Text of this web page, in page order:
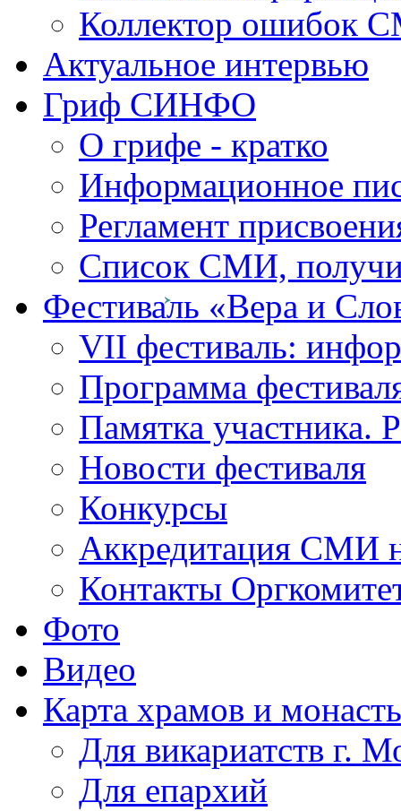
Коллектор ошибок
Актуальное интервью
Гриф СИНФО
О грифе - кратко
Информационное
Регламент
Список СМИ,
Фестиваль «Вера и
VII фестиваль:
Программа
Памятка участника.
Новости фестиваля
Конкурсы
Аккредитация СМИ
Контакты
Фото
Видео
Карта храмов и
Для викариатств г.
Для епархий